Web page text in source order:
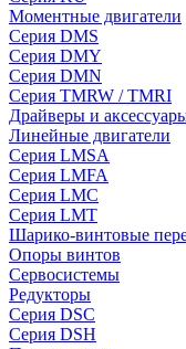
Моментные двигатели
Серия DMS
Серия DMY
Серия DMN
Серия TMRW / TMRI
Драйверы и
Линейные двигатели
Серия LMSA
Серия LMFA
Серия LMC
Серия LMT
Шарико-винтовые
Опоры винтов
Сервосистемы
Редукторы
Серия DSC
Серия DSH